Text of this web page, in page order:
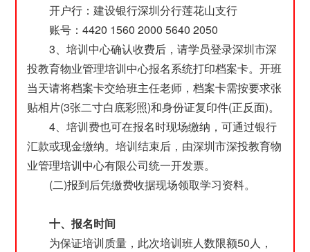
开户行：建设银行深圳分行莲花山支行
账号：4420 1560 2000 5640 2050
3、培训中心确认收费后，请学员登录深圳市深
投教育物业管理培训中心报名系统打印档案卡。开班
当天请将档案卡交给班主任老师，档案卡需按要求张
贴相片(3张二寸白底彩照)和身份证复印件(正反面)。
4、培训费也可在报名时现场缴纳，可通过银行
汇款或现金缴纳。培训结束后，由深圳市深投教育物
业管理培训中心有限公司统一开发票。
(二)报到后凭缴费收据现场领取学习资料。
十、报名时间
为保证培训质量，此次培训班人数限额50人，